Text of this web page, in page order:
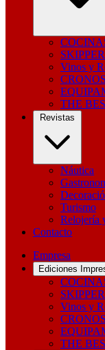
SKIPPER
Vinos y
CRONOS
THE
Revistas
Náutica
Turismo
Relojería
Contacto
Empresa
Ediciones
SKIPPER
Vinos y
CRONOS
THE